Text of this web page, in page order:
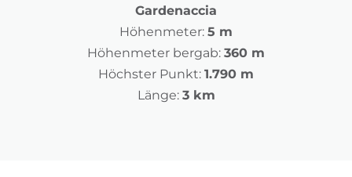
Gardenaccia
Höhenmeter: 5 m
Höhenmeter bergab: 360 m
Höchster Punkt: 1.790 m
Länge: 3 km